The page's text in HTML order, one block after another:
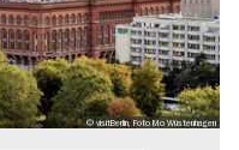
© visitBerlin, Foto Mo Wüstenhagen